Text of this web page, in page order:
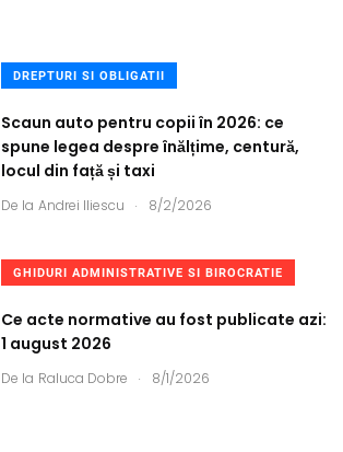
DREPTURI SI OBLIGATII
Scaun auto pentru copii în 2026: ce
spune legea despre înălțime, centură,
locul din față și taxi
De la Andrei Iliescu . 8/2/2026
GHIDURI ADMINISTRATIVE SI BIROCRATIE
Ce acte normative au fost publicate azi:
1 august 2026
De la Raluca Dobre . 8/1/2026